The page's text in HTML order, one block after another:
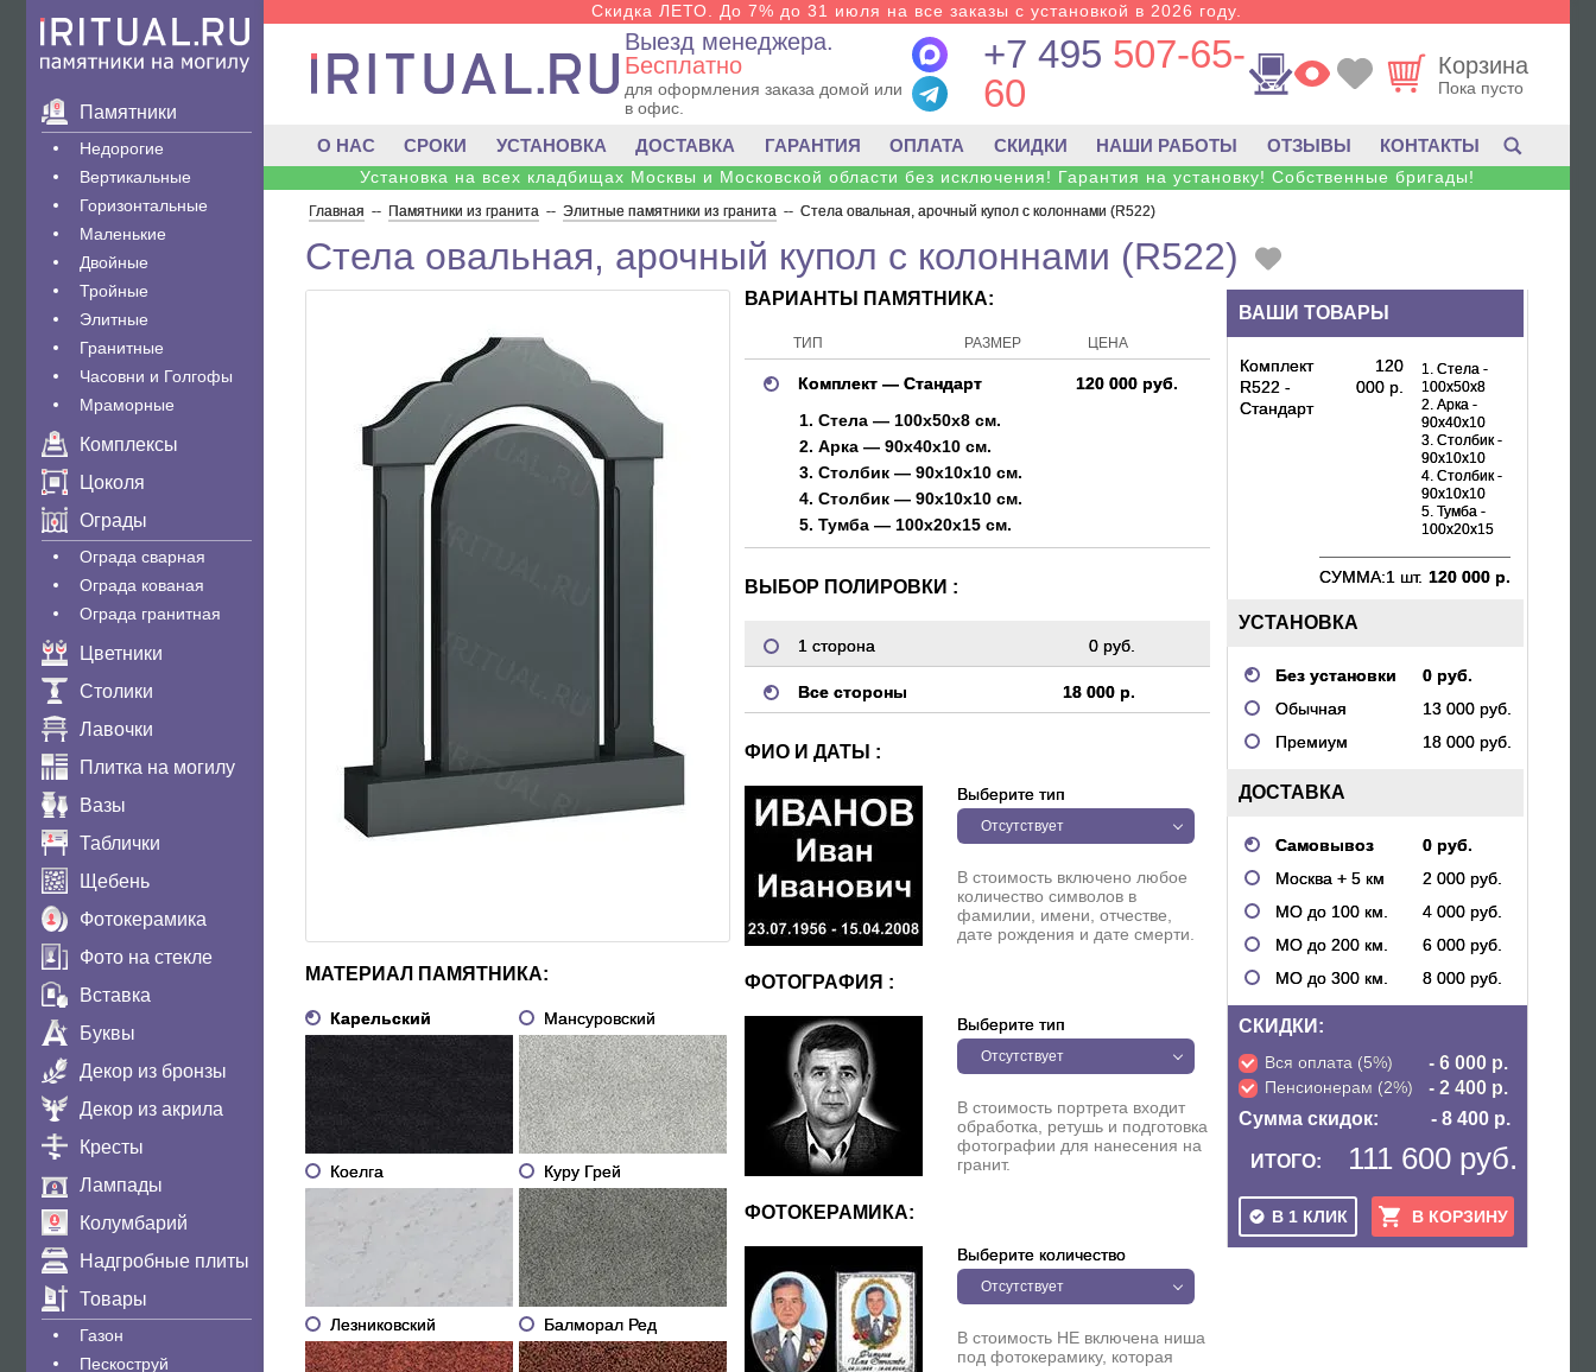
Памятники
Недорогие
Вертикальные
Горизонтальные
Маленькие
Двойные
Тройные
Элитные
Гранитные
Часовни и Голгофы
Мраморные
Комплексы
Цоколя
Ограды
Ограда сварная
Ограда кованая
Ограда гранитная
Цветники
Столики
Лавочки
Плитка на могилу
Вазы
Таблички
Щебень
Фотокерамика
Фото на стекле
Вставка
Буквы
Декор из бронзы
Декор из акрила
Кресты
Лампады
Колумбарий
Надгробные плиты
Товары
Газон
Пескоструй
Скидка ЛЕТО. До 7% до 31 июля на все заказы с установкой в 2026 году.
Выезд менеджера.
Бесплатно
для оформления заказа домой или
в офис.
+7 495 507-65-
60
Корзина
Пока пусто
О НАС СРОКИ УСТАНОВКА ДОСТАВКА ГАРАНТИЯ ОПЛАТА СКИДКИ НАШИ РАБОТЫ ОТЗЫВЫ КОНТАКТЫ
Установка на всех кладбищах Москвы и Московской области без исключения! Гарантия на установку! Собственные бригады!
Главная -- Памятники из гранита -- Элитные памятники из гранита -- Стела овальная, арочный купол с колоннами (R522)
Стела овальная, арочный купол с колоннами (R522)
ВАШИ ТОВАРЫ
Комплект
R522 -
Стандарт
120
000 р.
1. Стела -
100x50x8
2. Арка -
90x40x10
3. Столбик -
90x10x10
4. Столбик -
90x10x10
5. Тумба -
100x20x15
СУММА:1 шт. 120 000 р.
УСТАНОВКА
Без установки
0 руб.
Обычная
13 000 руб.
Премиум
18 000 руб.
ДОСТАВКА
Самовывоз
0 руб.
Москва + 5 км
2 000 руб.
МО до 100 км.
4 000 руб.
МО до 200 км.
6 000 руб.
МО до 300 км.
8 000 руб.
СКИДКИ:
Вся оплата (5%) - 6 000 р.
Пенсионерам (2%)
- 2 400 р.
Сумма скидок:
- 8 400 р.
ИТОГО: 111 600 руб.
В 1 КЛИК В КОРЗИНУ
МАТЕРИАЛ ПАМЯТНИКА:
Карельский Мансуровский
Коелга Куру Грей
Лезниковский Балморал Ред
ВАРИАНТЫ ПАМЯТНИКА:
ТИП РАЗМЕР ЦЕНА
Комплект — Стандарт
120 000 руб.
1. Стела — 100x50x8 см.
2. Арка — 90x40x10 см.
3. Столбик — 90x10x10 см.
4. Столбик — 90x10x10 см.
5. Тумба — 100x20x15 см.
ВЫБОР ПОЛИРОВКИ :
1 сторона 0 руб.
Все стороны 18 000 р.
ФИО И ДАТЫ :
Выберите тип
Отсутствует
В стоимость включено любое
количество символов в
фамилии, имени, отчестве,
дате рождения и дате смерти.
ФОТОГРАФИЯ :
Выберите тип
Отсутствует
В стоимость портрета входит
обработка, ретушь и подготовка
фотографии для нанесения на
гранит.
ФОТОКЕРАМИКА:
Выберите количество
Отсутствует
В стоимость НЕ включена ниша
под фотокерамику, которая